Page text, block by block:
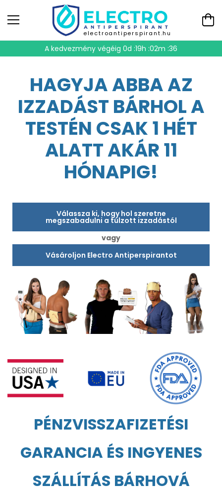
electroantiperspirant.hu
A kedvezmény végéig0d :19h :02m :35
HAGYJA ABBA AZ
IZZADÁST BÁRHOL A
TESTÉN CSAK 1 HÉT
ALATT AKÁR 11
HÓNAPIG!
Válassza ki, hogy hol szeretne
megszabadulni a túlzott izzadástól
vagy
Vásároljon Electro Antiperspirantot
PÉNZVISSZAFIZETÉSI
GARANCIA ÉS INGYENES
SZÁLLÍTÁS BÁRHOVÁ